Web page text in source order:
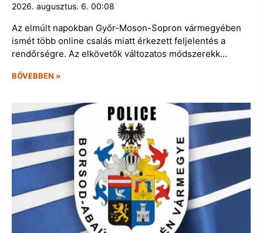
2026. augusztus. 6. 00:08
Az elmúlt napokban Győr-Moson-Sopron vármegyében
ismét több online csalás miatt érkezett feljelentés a
rendőrségre. Az elkövetők változatos módszerekk…
BŐVEBBEN »